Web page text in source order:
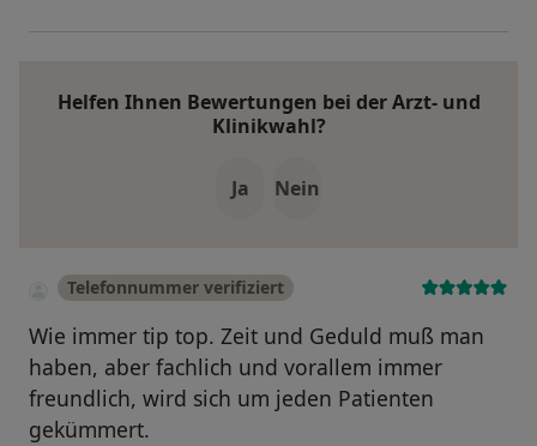
Helfen Ihnen Bewertungen bei der Arzt- und
Klinikwahl?
Ja Nein
Telefonnummer verifiziert
Wie immer tip top. Zeit und Geduld muß man
haben, aber fachlich und vorallem immer
freundlich, wird sich um jeden Patienten
gekümmert.